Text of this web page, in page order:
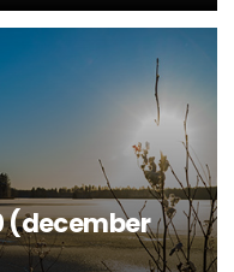
(december